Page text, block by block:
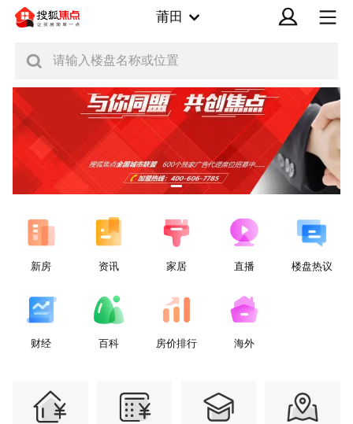
莆田
请输入楼盘名称或位置
新房 资讯 家居 直播 楼盘热议
财经 百科 房价排行 海外